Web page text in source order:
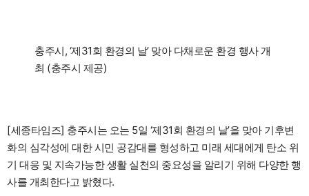
충주시, ‘제31회 환경의 날’ 맞아 다채로운 환경 행사 개
최 (충주시 제공)
[세종타임즈] 충주시는 오는 5일 ‘제31회 환경의 날’을 맞아 기후변
화의 심각성에 대한 시민 공감대를 형성하고 미래 세대에게 탄소 위
기 대응 및 지속가능한 생활 실천의 중요성을 알리기 위해 다양한 행
사를 개최한다고 밝혔다.